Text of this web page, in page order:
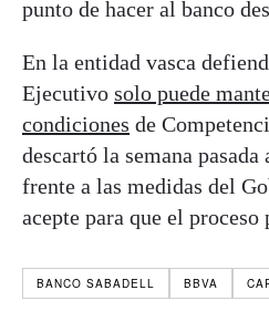
punto de hacer al banco
En la entidad vasca
Ejecutivo solo puede
condiciones de
descartó la semana
frente a las medidas del
acepte para que el proceso
BANCO SABADELL BBVA